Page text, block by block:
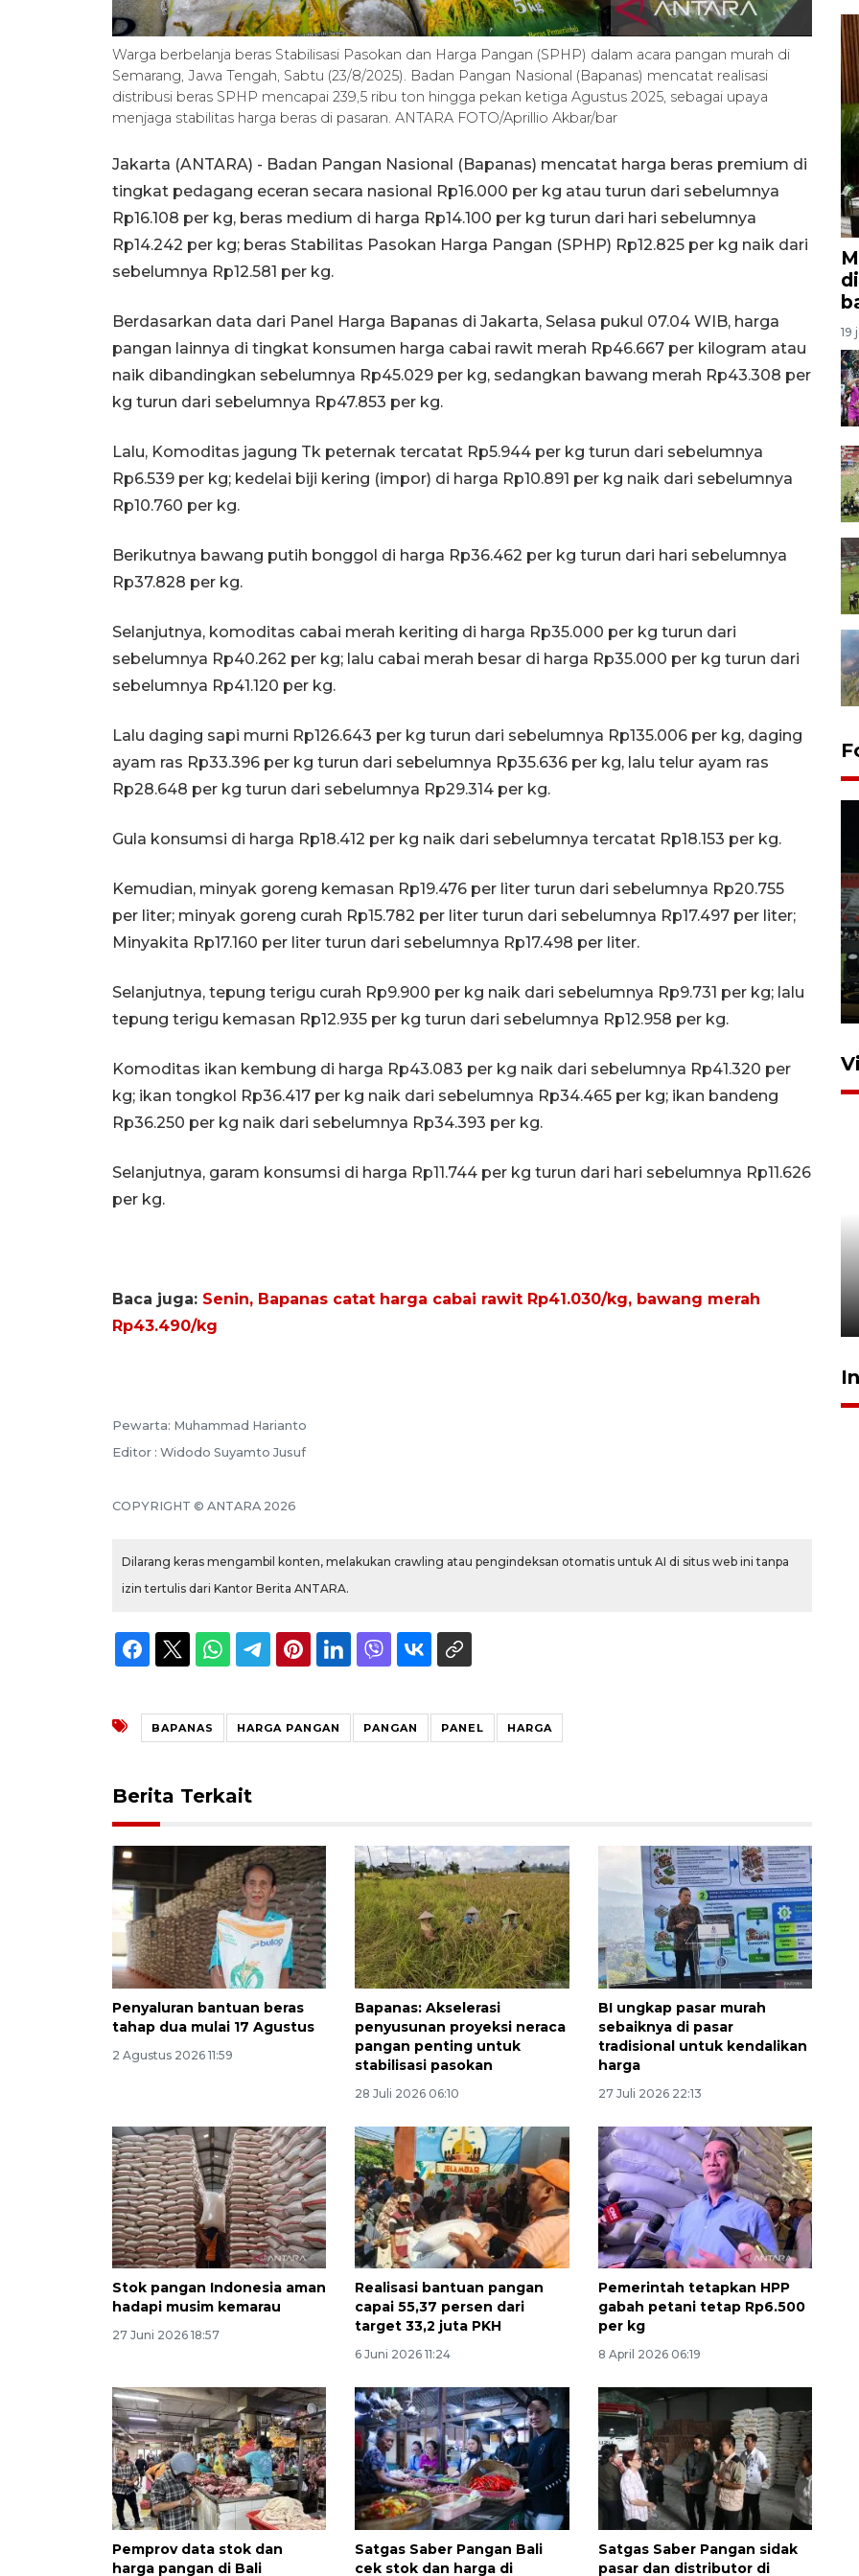
Warga berbelanja beras Stabilisasi Pasokan dan Harga Pangan (SPHP) dalam acara pangan murah di
Semarang, Jawa Tengah, Sabtu (23/8/2025). Badan Pangan Nasional (Bapanas) mencatat realisasi
distribusi beras SPHP mencapai 239,5 ribu ton hingga pekan ketiga Agustus 2025, sebagai upaya
menjaga stabilitas harga beras di pasaran. ANTARA FOTO/Aprillio Akbar/bar
Jakarta (ANTARA) - Badan Pangan Nasional (Bapanas) mencatat harga beras premium di
tingkat pedagang eceran secara nasional Rp16.000 per kg atau turun dari sebelumnya
Rp16.108 per kg, beras medium di harga Rp14.100 per kg turun dari hari sebelumnya
Rp14.242 per kg; beras Stabilitas Pasokan Harga Pangan (SPHP) Rp12.825 per kg naik dari
sebelumnya Rp12.581 per kg.
Berdasarkan data dari Panel Harga Bapanas di Jakarta, Selasa pukul 07.04 WIB, harga
pangan lainnya di tingkat konsumen harga cabai rawit merah Rp46.667 per kilogram atau
naik dibandingkan sebelumnya Rp45.029 per kg, sedangkan bawang merah Rp43.308 per
kg turun dari sebelumnya Rp47.853 per kg.
Lalu, Komoditas jagung Tk peternak tercatat Rp5.944 per kg turun dari sebelumnya
Rp6.539 per kg; kedelai biji kering (impor) di harga Rp10.891 per kg naik dari sebelumnya
Rp10.760 per kg.
Berikutnya bawang putih bonggol di harga Rp36.462 per kg turun dari hari sebelumnya
Rp37.828 per kg.
Selanjutnya, komoditas cabai merah keriting di harga Rp35.000 per kg turun dari
sebelumnya Rp40.262 per kg; lalu cabai merah besar di harga Rp35.000 per kg turun dari
sebelumnya Rp41.120 per kg.
Lalu daging sapi murni Rp126.643 per kg turun dari sebelumnya Rp135.006 per kg, daging
ayam ras Rp33.396 per kg turun dari sebelumnya Rp35.636 per kg, lalu telur ayam ras
Rp28.648 per kg turun dari sebelumnya Rp29.314 per kg.
Gula konsumsi di harga Rp18.412 per kg naik dari sebelumnya tercatat Rp18.153 per kg.
Kemudian, minyak goreng kemasan Rp19.476 per liter turun dari sebelumnya Rp20.755
per liter; minyak goreng curah Rp15.782 per liter turun dari sebelumnya Rp17.497 per liter;
Minyakita Rp17.160 per liter turun dari sebelumnya Rp17.498 per liter.
Selanjutnya, tepung terigu curah Rp9.900 per kg naik dari sebelumnya Rp9.731 per kg; lalu
tepung terigu kemasan Rp12.935 per kg turun dari sebelumnya Rp12.958 per kg.
Komoditas ikan kembung di harga Rp43.083 per kg naik dari sebelumnya Rp41.320 per
kg; ikan tongkol Rp36.417 per kg naik dari sebelumnya Rp34.465 per kg; ikan bandeng
Rp36.250 per kg naik dari sebelumnya Rp34.393 per kg.
Selanjutnya, garam konsumsi di harga Rp11.744 per kg turun dari hari sebelumnya Rp11.626
per kg.
Baca juga: Senin, Bapanas catat harga cabai rawit Rp41.030/kg, bawang merah
Rp43.490/kg
Pewarta: Muhammad Harianto
Editor : Widodo Suyamto Jusuf
COPYRIGHT © ANTARA 2026
Dilarang keras mengambil konten, melakukan crawling atau pengindeksan otomatis untuk AI di situs web ini tanpa
izin tertulis dari Kantor Berita ANTARA.
BAPANAS HARGA PANGAN PANGAN PANEL HARGA
Berita Terkait
Penyaluran bantuan beras
tahap dua mulai 17 Agustus
2 Agustus 2026 11:59
Bapanas: Akselerasi
penyusunan proyeksi neraca
pangan penting untuk
stabilisasi pasokan
28 Juli 2026 06:10
BI ungkap pasar murah
sebaiknya di pasar
tradisional untuk kendalikan
harga
27 Juli 2026 22:13
Stok pangan Indonesia aman
hadapi musim kemarau
27 Juni 2026 18:57
Realisasi bantuan pangan
capai 55,37 persen dari
target 33,2 juta PKH
6 Juni 2026 11:24
Pemerintah tetapkan HPP
gabah petani tetap Rp6.500
per kg
8 April 2026 06:19
Pemprov data stok dan
harga pangan di Bali
Satgas Saber Pangan Bali
cek stok dan harga di
Satgas Saber Pangan sidak
pasar dan distributor di
19
Tiga matra TNI unjuk
kemampuan tempur Perisai
Trisila Nusantara dalam
5 Agustus 2026 16:28
Tabanan
27 Juli 2026 22:32
132 ribu keluarga graduasi dari
kemiskinan
2026-08-07 06:45:00